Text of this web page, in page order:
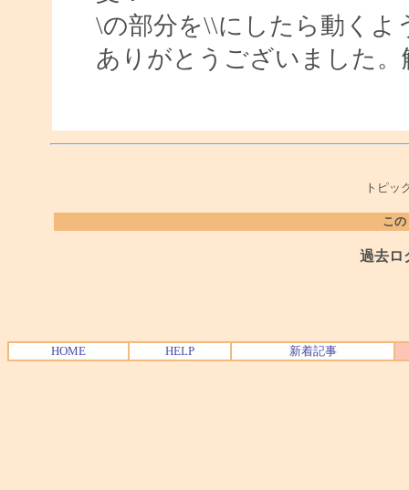
\の部分を\\にしたら動くよ
ありがとうございました
トピッ
こ
過去ロ
HOME HELP 新着記事